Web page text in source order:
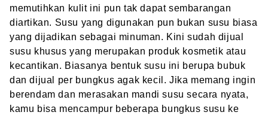
memutihkan kulit ini pun tak dapat sembarangan
diartikan. Susu yang digunakan pun bukan susu biasa
yang dijadikan sebagai minuman. Kini sudah dijual
susu khusus yang merupakan produk kosmetik atau
kecantikan. Biasanya bentuk susu ini berupa bubuk
dan dijual per bungkus agak kecil. Jika memang ingin
berendam dan merasakan mandi susu secara nyata,
kamu bisa mencampur beberapa bungkus susu ke